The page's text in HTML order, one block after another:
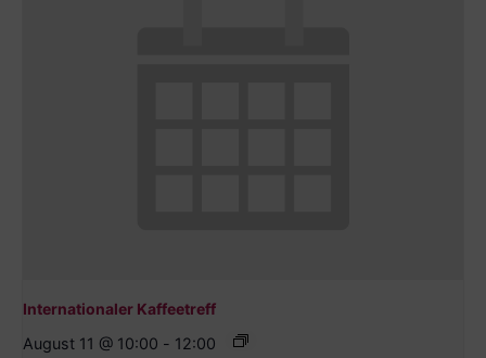
Internationaler Kaffeetreff
August 11 @ 10:00 - 12:00